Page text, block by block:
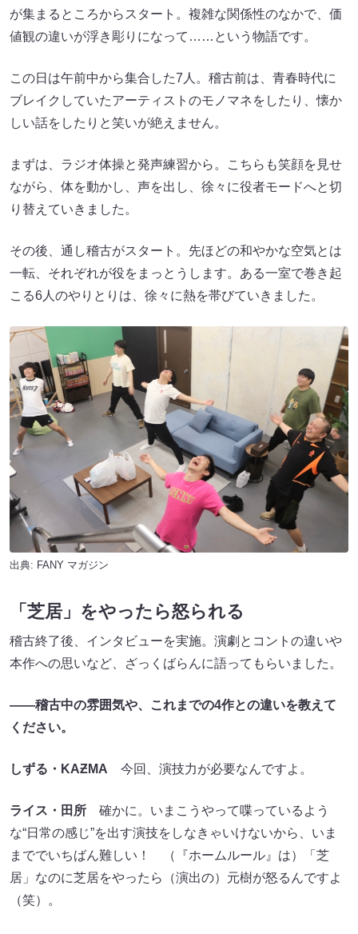
が集まるところからスタート。複雑な関係性のなかで、価
値観の違いが浮き彫りになって……という物語です。
この日は午前中から集合した7人。稽古前は、青春時代に
ブレイクしていたアーティストのモノマネをしたり、懐か
しい話をしたりと笑いが絶えません。
まずは、ラジオ体操と発声練習から。こちらも笑顔を見せ
ながら、体を動かし、声を出し、徐々に役者モードへと切
り替えていきました。
その後、通し稽古がスタート。先ほどの和やかな空気とは
一転、それぞれが役をまっとうします。ある一室で巻き起
こる6人のやりとりは、徐々に熱を帯びていきました。
出典: FANY マガジン
「芝居」をやったら怒られる
稽古終了後、インタビューを実施。演劇とコントの違いや
本作への思いなど、ざっくばらんに語ってもらいました。
――稽古中の雰囲気や、これまでの4作との違いを教えて
ください。
しずる・KAƵMA 今回、演技力が必要なんですよ。
ライス・田所 確かに。いまこうやって喋っているよう
な“日常の感じ”を出す演技をしなきゃいけないから、いま
まででいちばん難しい！ （『ホームルール​​』は）「芝
居」なのに芝居をやったら（演出の）元樹が怒るんですよ
（笑）。